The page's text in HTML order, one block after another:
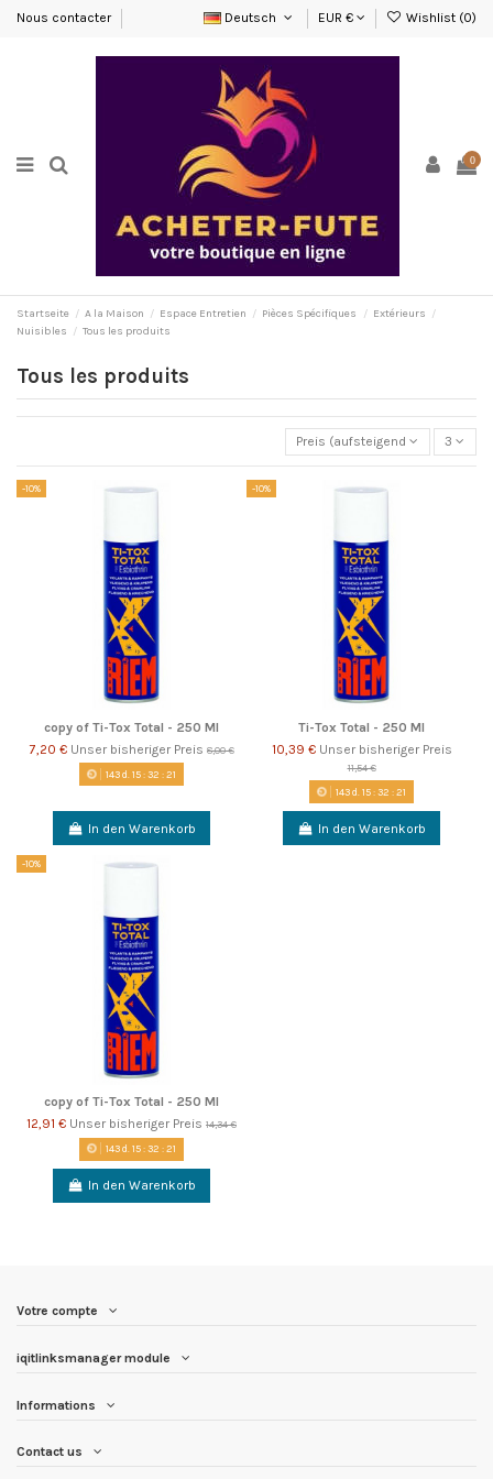
Nous contacter Deutsch EUR € Wishlist (0)
0
Startseite A la Maison Espace Entretien Pièces Spécifiques
Extérieurs
Nuisibles
Tous les produits
Tous les produits
Preis (aufsteigend) 3
-10%
copy of Ti-Tox Total - 250 Ml
7,20 € Unser bisheriger Preis 8,00 €
143d. 15:32 :21
In den Warenkorb
-10%
Ti-Tox Total - 250 Ml
10,39 € Unser bisheriger Preis
11,54 €
143d. 15:32 :21
In den Warenkorb
-10%
copy of Ti-Tox Total - 250 Ml
12,91 € Unser bisheriger Preis 14,34 €
143d.15:32 :21
In den Warenkorb
Votre compte
iqitlinksmanager module
Informations
Contact us